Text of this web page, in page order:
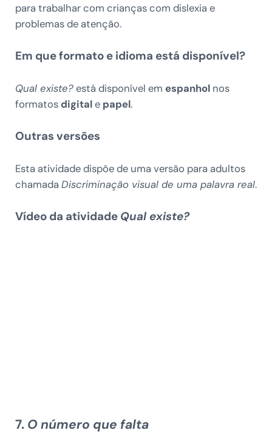
para trabalhar com crianças com dislexia e
problemas de atenção.
Em que formato e idioma está disponível?
Qual existe?está disponível em espanhol nos
formatos digitale papel.
Outras versões
Esta atividade dispõe de uma versão para adultos
chamada Discriminação visual de uma palavra real.
Vídeo da atividade Qual existe?
7. O número que falta